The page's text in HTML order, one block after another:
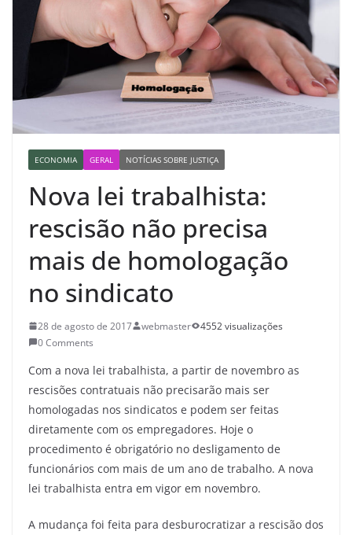
ECONOMIA GERAL NOTÍCIAS SOBRE JUSTIÇA
Nova lei trabalhista:
rescisão não precisa
mais de homologação
no sindicato
28 de agosto de 2017 webmaster
4552 visualizações
0 Comments
Com a nova lei trabalhista, a partir de novembro as
rescisões contratuais não precisarão mais ser
homologadas nos sindicatos e podem ser feitas
diretamente com os empregadores. Hoje o
procedimento é obrigatório no desligamento de
funcionários com mais de um ano de trabalho. A nova
lei trabalhista entra em vigor em novembro.
A mudança foi feita para desburocratizar a rescisão dos